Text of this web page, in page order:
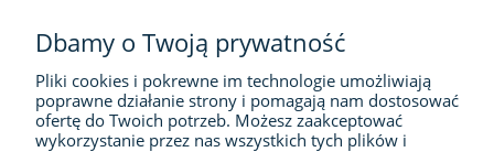
FIRMA
ZAKUPY
Dbamy o Twoją prywatność
Pliki cookies i pokrewne im technologie umożliwiają
poprawne działanie strony i pomagają nam dostosować
ofertę do Twoich potrzeb. Możesz zaakceptować
wykorzystanie przez nas wszystkich tych plików i